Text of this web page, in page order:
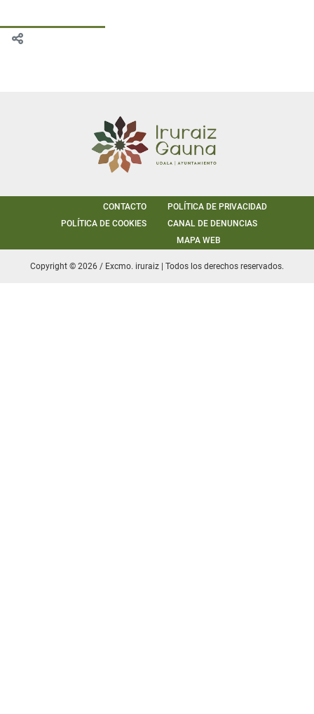
CONTACTO
POLÍTICA DE PRIVACIDAD
POLÍTICA DE COOKIES
CANAL DE DENUNCIAS
MAPA WEB
Copyright © 2026 / Excmo. iruraiz | Todos los derechos reservados.